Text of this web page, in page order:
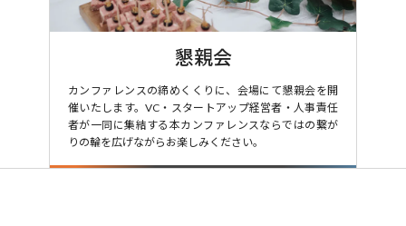
懇親会
カンファレンスの締めくくりに、会場にて懇親会を開
催いたします。VC・スタートアップ経営者・人事責任
者が一同に集結する本カンファレンスならではの繋が
りの輪を広げながらお楽しみください。